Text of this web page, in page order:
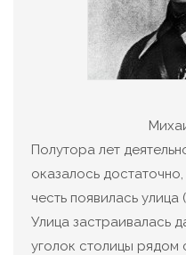
Полутора лет
оказалось
честь появилась улица
Улица застраивалась
уголок столицы рядом